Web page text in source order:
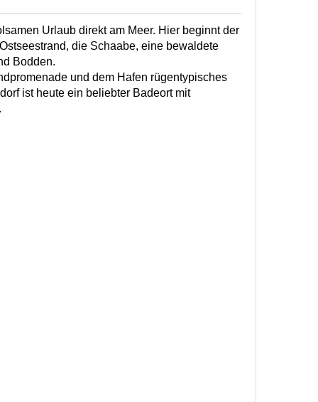
Urlaub direkt am Meer. Hier beginnt der
die Schaabe, eine bewaldete
Bodden.
und dem Hafen rügentypisches
ist heute ein beliebter Badeort mit